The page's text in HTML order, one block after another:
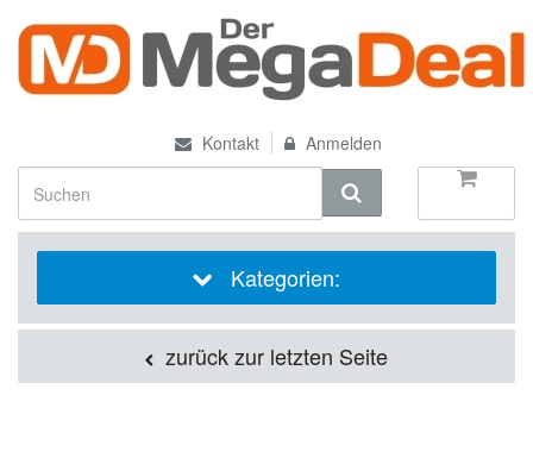
Kontakt Anmelden
Kategorien:
zurück zur letzten Seite